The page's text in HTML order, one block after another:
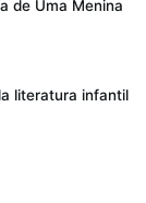
de Uma Menina
literatura infantil